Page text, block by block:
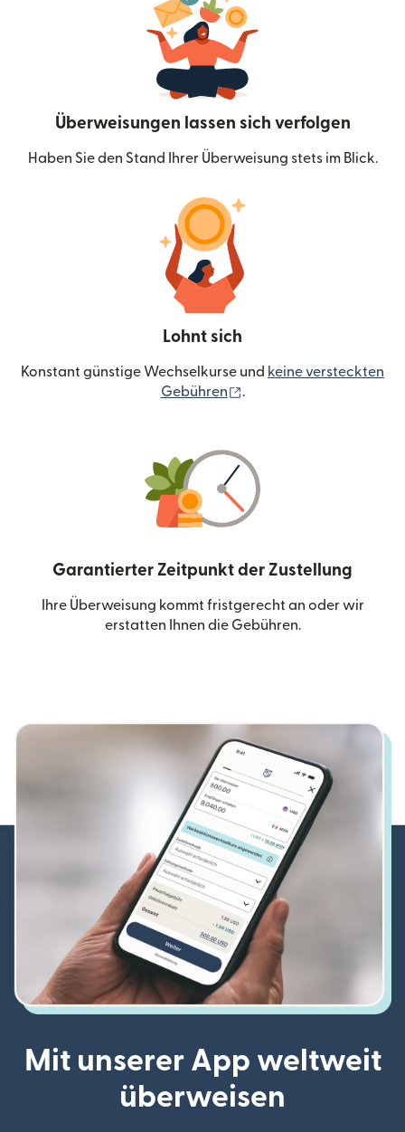
Überweisungen lassen sich verfolgen
Haben Sie den Stand Ihrer Überweisung stets im Blick.
Lohnt sich
Konstant günstige Wechselkurse und keine versteckten
Gebühren
.
Garantierter Zeitpunkt der Zustellung
Ihre Überweisung kommt fristgerecht an oder wir
erstatten Ihnen die Gebühren.
Mit unserer App weltweit
überweisen